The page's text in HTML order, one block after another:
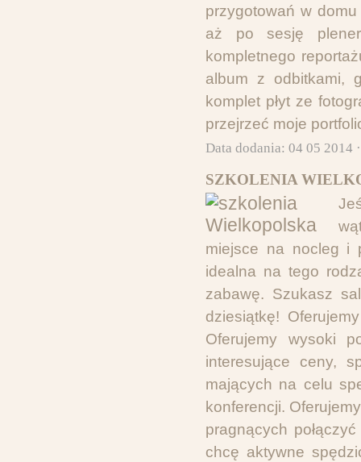
przygotowań w
aż po sesję
kompletnego
album z odbitkami,
komplet płyt ze
przejrzeć moje
Data dodania: 04 05 2014
SZKOLENIA
miejsce na nocleg i
idealna na tego
zabawę. Szukasz
dziesiątkę!
Oferujemy wysoki
interesujące ceny,
mających na celu
konferencji.
pragnących
chcę aktywne